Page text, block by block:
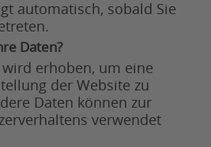
automatisch, sobald Sie
Daten?
erhoben, um eine
der Website zu
Daten können zur
verwendet